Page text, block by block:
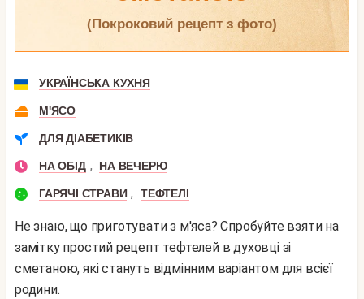
(покроковий рецепт з фото)
УКРАЇНСЬКА КУХНЯ
М'ЯСО
ДЛЯ ДІАБЕТИКІВ
НА ОБІД , НА ВЕЧЕРЮ
ГАРЯЧІ СТРАВИ , ТЕФТЕЛІ
Не знаю, що приготувати з м'яса? Спробуйте взяти на
замітку простий рецепт тефтелей в духовці зі
сметаною, які стануть відмінним варіантом для всієї
родини.